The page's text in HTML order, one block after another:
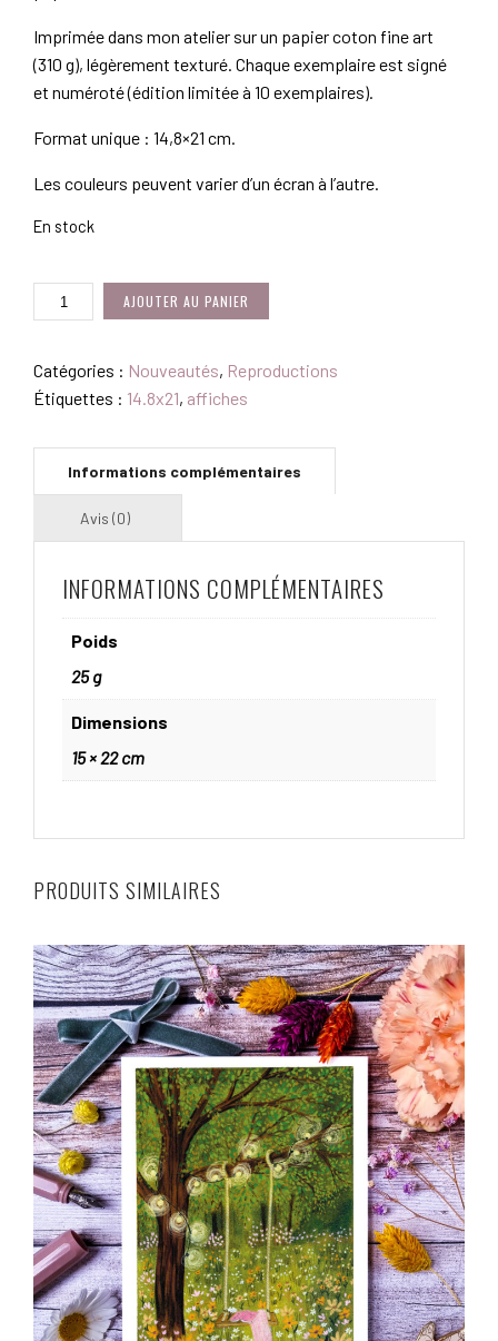
Imprimée dans mon atelier sur un papier coton fine art
(310 g), légèrement texturé. Chaque exemplaire est signé
et numéroté (édition limitée à 10 exemplaires).
Format unique : 14,8×21 cm.
Les couleurs peuvent varier d’un écran à l’autre.
En stock
QUANTITÉ
DE
DE
NUIT
AJOUTER AU PANIER
Catégories : Nouveautés, Reproductions
Étiquettes : 14.8x21, affiches
INFORMATIONS COMPLÉMENTAIRES
Poids
25 g
Dimensions
15 × 22 cm
PRODUITS SIMILAIRES